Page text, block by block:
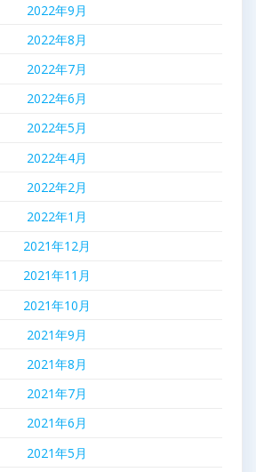
2022年9月
2022年8月
2022年7月
2022年6月
2022年5月
2022年4月
2022年2月
2022年1月
2021年12月
2021年11月
2021年10月
2021年9月
2021年8月
2021年7月
2021年6月
2021年5月